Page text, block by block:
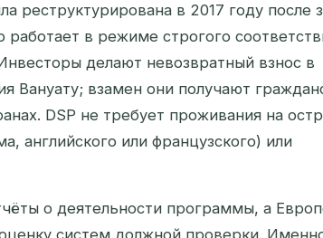
реструктурирована в 2017 году после
в режиме строгого
делают невозвратный взнос в
Вануату; взамен они получают
DSP не требует проживания на
английского или французского) или
о деятельности программы, а
систем должной проверки.